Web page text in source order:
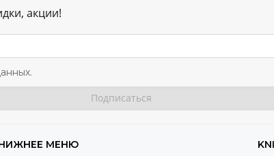
акции!
МЕНЮ